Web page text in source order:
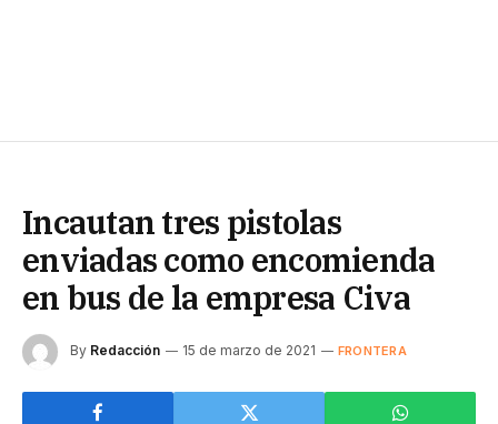
Incautan tres pistolas
enviadas como encomienda
en bus de la empresa Civa
By Redacción 15 de marzo de 2021 FRONTERA